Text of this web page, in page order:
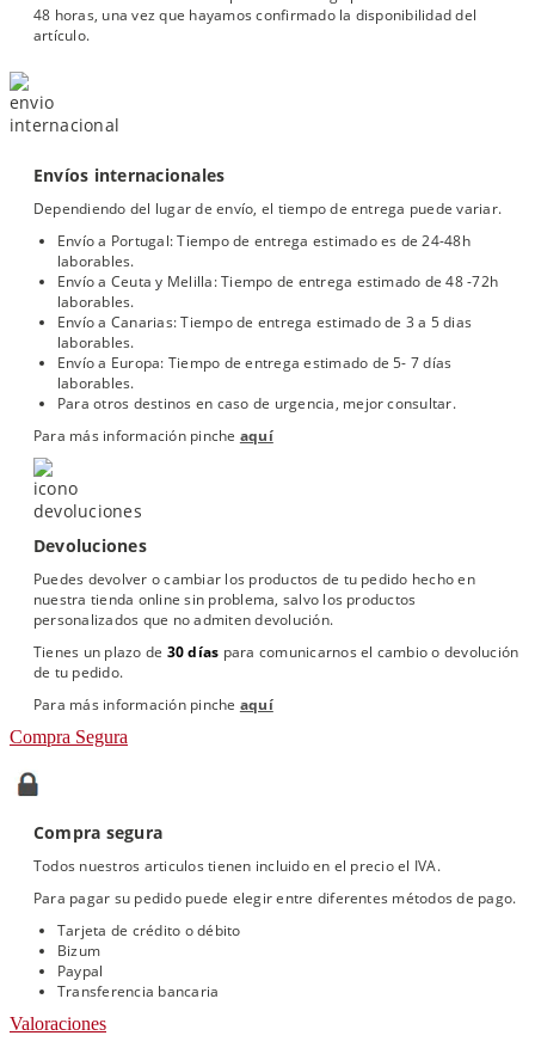
48 horas, una vez que hayamos confirmado la disponibilidad del
artículo.
Envíos internacionales
Dependiendo del lugar de envío, el tiempo de entrega puede variar.
Envío a Portugal: Tiempo de entrega estimado es de 24-48h
laborables.
Envío a Ceuta y Melilla: Tiempo de entrega estimado de 48 -72h
laborables.
Envío a Canarias: Tiempo de entrega estimado de 3 a 5 dias
laborables.
Envío a Europa: Tiempo de entrega estimado de 5- 7 días
laborables.
Para otros destinos en caso de urgencia, mejor consultar.
Para más información pinche aquí
Devoluciones
Puedes devolver o cambiar los productos de tu pedido hecho en
nuestra tienda online sin problema, salvo los productos
personalizados que no admiten devolución.
Tienes un plazo de 30 días para comunicarnos el cambio o devolución
de tu pedido.
Para más información pinche aquí
Compra Segura
Compra segura
Todos nuestros articulos tienen incluido en el precio el IVA.
Para pagar su pedido puede elegir entre diferentes métodos de pago.
Tarjeta de crédito o débito
Bizum
Paypal
Transferencia bancaria
Valoraciones